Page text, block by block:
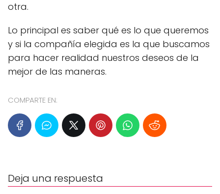
otra.
Lo principal es saber qué es lo que queremos
y si la compañía elegida es la que buscamos
para hacer realidad nuestros deseos de la
mejor de las maneras.
COMPARTE EN:
Deja una respuesta